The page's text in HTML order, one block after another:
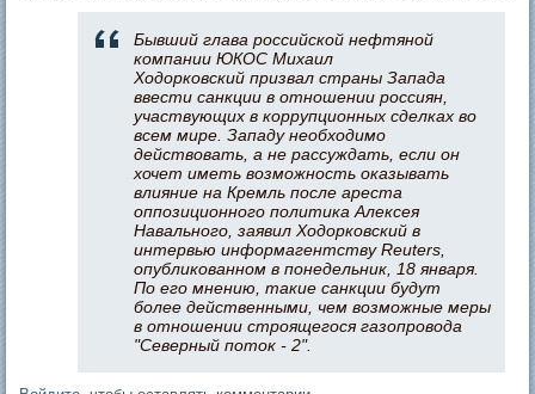
Бывший глава российской нефтяной
компании ЮКОС Михаил
Ходорковский призвал страны Запада
ввести санкции в отношении россиян,
участвующих в коррупционных сделках во
всем мире. Западу необходимо
действовать, а не рассуждать, если он
хочет иметь возможность оказывать
влияние на Кремль после ареста
оппозиционного политика Алексея
Навального, заявил Ходорковский в
интервью информагентству Reuters,
опубликованном в понедельник, 18 января.
По его мнению, такие санкции будут
более действенными, чем возможные меры
в отношении строящегося газопровода
"Северный поток - 2".